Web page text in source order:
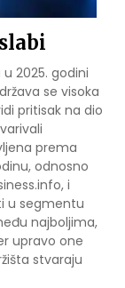
2025. godini
se visoka
pritisak na dio
prema
odnosno
i
u segmentu
najboljima,
upravo one
stvaraju